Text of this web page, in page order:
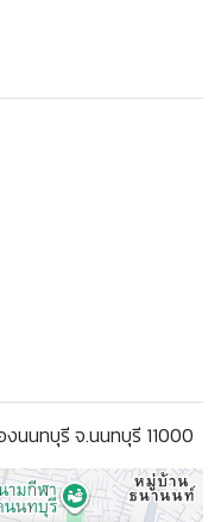
นนทบุรี จ.นนทบุรี 11000